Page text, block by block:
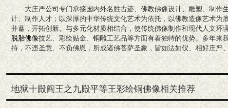
大庄严公司专门承接国内外名胜古迹、佛教佛像设计、雕塑、制作
计、制作人才；以深厚的中华传统文化艺术为依托，以佛教造像艺术为
并蓄，开拓创新。与多元化材质相结合，使传统佛像制作和现代人文环
脱胎佛像技艺、彩绘贴金、 铜雕工艺品等方面有着独特的优势。多年来
持，不违圣意、不负佛恩，所成诸佛菩萨圣象，皆如法如仪、相好庄严
地狱十殿阎王之九殿平等王彩绘铜佛像相关推荐